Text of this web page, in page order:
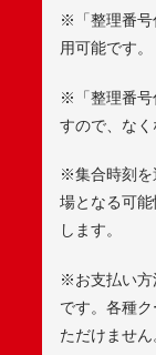
※「整理番号
用可能です。
※「整理番号
すので、な
※集合時刻を
場となる可
します。
※お支払い方
です。各種
ただけません